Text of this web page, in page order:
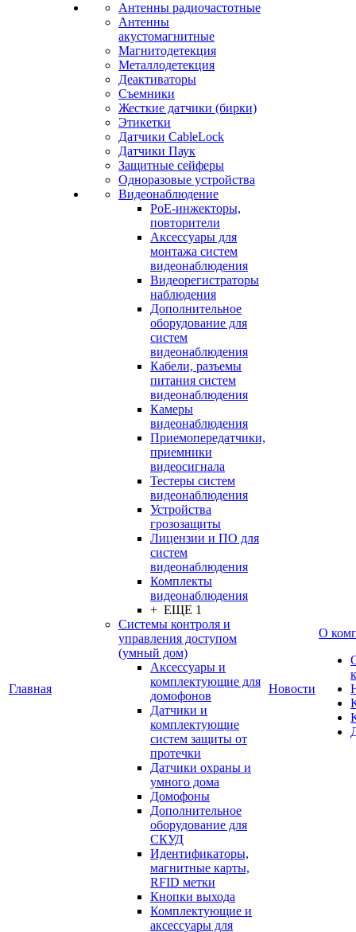
Главная
Антенны радиочастотные
Антенны
акустомагнитные
Магнитодетекция
Металлодетекция
Деактиваторы
Съемники
Жесткие датчики (бирки)
Этикетки
Датчики CableLock
Датчики Паук
Защитные сейферы
Одноразовые устройства
Видеонаблюдение
PoE-инжекторы,
повторители
Аксессуары для
монтажа систем
видеонаблюдения
Видеорегистраторы
наблюдения
Дополнительное
оборудование для
систем
видеонаблюдения
Кабели, разъемы
питания систем
видеонаблюдения
Камеры
видеонаблюдения
Приемопередатчики,
приемники
видеосигнала
Тестеры систем
видеонаблюдения
Устройства
грозозащиты
Лицензии и ПО для
систем
видеонаблюдения
Комплекты
видеонаблюдения
+ ЕЩЕ 1
Системы контроля и
управления доступом
(умный дом)
Аксессуары и
комплектующие для
домофонов
Датчики и
комплектующие
систем защиты от
протечки
Датчики охраны и
умного дома
Домофоны
Дополнительное
оборудование для
СКУД
Идентификаторы,
магнитные карты,
RFID метки
Кнопки выхода
Комплектующие и
аксессуары для
Новости
О